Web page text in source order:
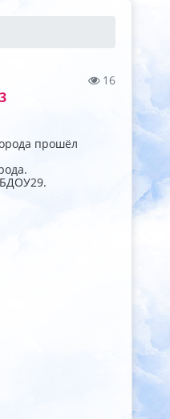
16
прошёл